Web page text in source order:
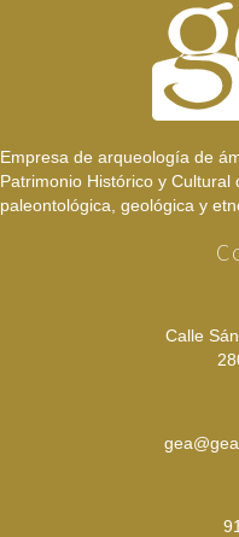
Empresa de arqueología de
Patrimonio Histórico y Cultural
paleontológica, geológica y
Calle